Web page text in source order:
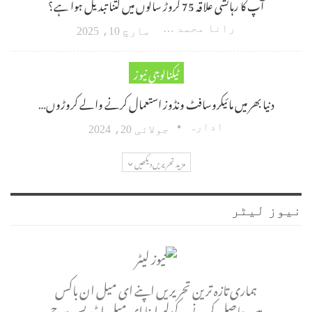
رانا محمد امین اکبر مارچ 10، 2025
ٹیکنالوجی نیوز
دنیا بھر میں مائیکروسافٹ ونڈوز استعمال کرنے والے کروڑوں…
ادارہ جولائی 20، 2024
مزید تحریریں دیکھیں
نیوز لیٹر
ہماری تازہ ترین تحریریں اپنے ای میل ان باکس